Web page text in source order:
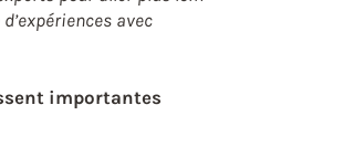
avec
importantes